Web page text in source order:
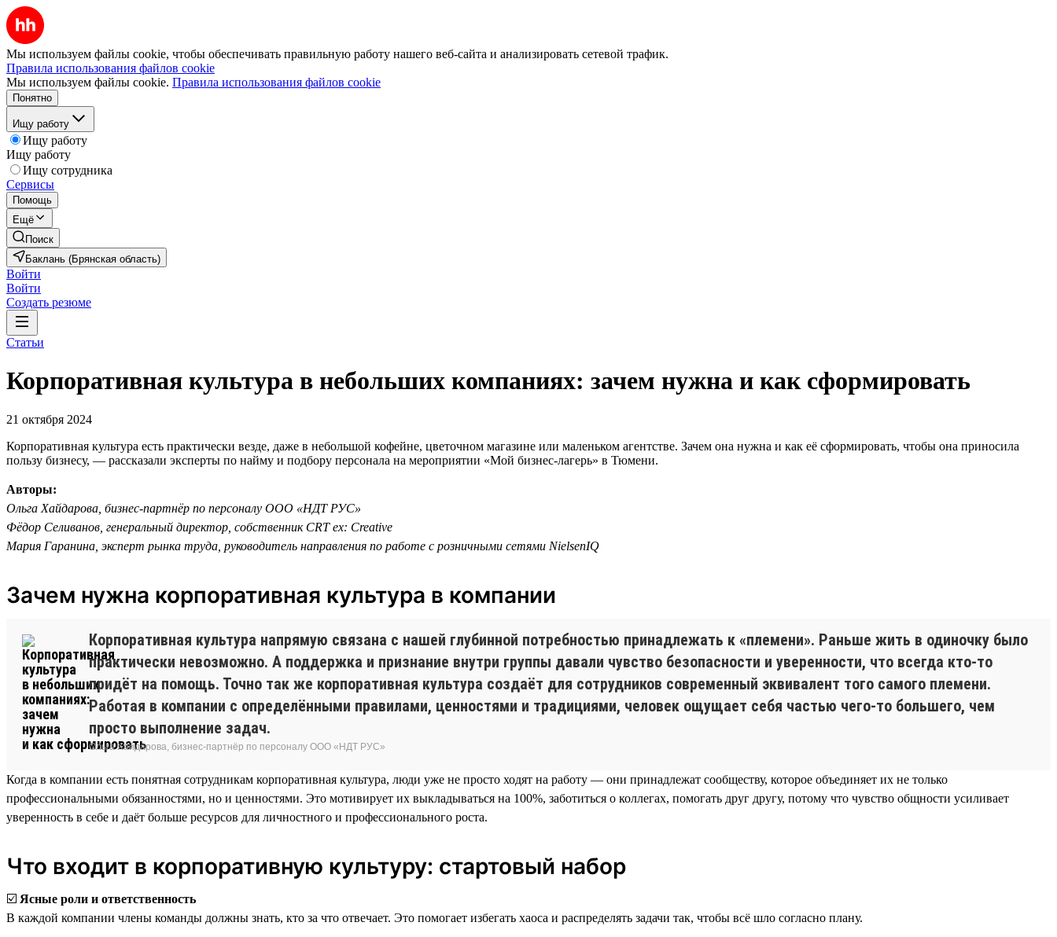
Мы используем файлы cookie, чтобы обеспечивать правильную работу нашего веб-сайта и анализировать сетевой трафик.
Правила использования файлов cookie
Мы используем файлы cookie. Правила использования файлов cookie
Понятно
Ищу работу
Ищу работу
Ищу работу
Ищу сотрудника
Сервисы
Помощь
Ещё
Поиск
Баклань (Брянская область)
Войти
Войти
Создать резюме
Статьи
Корпоративная культура в небольших компаниях: зачем нужна и как сформировать
21 октября 2024
Корпоративная культура есть практически везде, даже в небольшой кофейне, цветочном магазине или маленьком агентстве. Зачем она нужна и как её сформировать, чтобы она приносила
пользу бизнесу, — рассказали эксперты по найму и подбору персонала на мероприятии «Мой бизнес-лагерь» в Тюмени.
Авторы:
Ольга Хайдарова, бизнес-партнёр по персоналу ООО «НДТ РУС»
Фёдор Селиванов, генеральный директор, собственник CRT ex: Creative
Мария Гаранина, эксперт рынка труда, руководитель направления по работе с розничными сетями NielsenIQ
Зачем нужна корпоративная культура в компании
Корпоративная культура напрямую связана с нашей глубинной потребностью принадлежать к «племени». Раньше жить в одиночку было
практически невозможно. А поддержка и признание внутри группы давали чувство безопасности и уверенности, что всегда кто-то
придёт на помощь. Точно так же корпоративная культура создаёт для сотрудников современный эквивалент того самого племени.
Работая в компании с определёнными правилами, ценностями и традициями, человек ощущает себя частью чего-то большего, чем
просто выполнение задач.
Ольга Хайдарова, бизнес-партнёр по персоналу ООО «НДТ РУС»
Когда в компании есть понятная сотрудникам корпоративная культура, люди уже не просто ходят на работу — они принадлежат сообществу, которое объединяет их не только
профессиональными обязанностями, но и ценностями. Это мотивирует их выкладываться на 100%, заботиться о коллегах, помогать друг другу, потому что чувство общности усиливает
уверенность в себе и даёт больше ресурсов для личностного и профессионального роста.
Что входит в корпоративную культуру: стартовый набор
☑️ Ясные роли и ответственность
В каждой компании члены команды должны знать, кто за что отвечает. Это помогает избегать хаоса и распределять задачи так, чтобы всё шло согласно плану.